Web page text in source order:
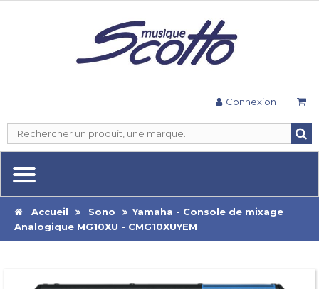
Connexion
Accueil Sono
Yamaha - Console de mixage
Analogique MG10XU - CMG10XUYEM